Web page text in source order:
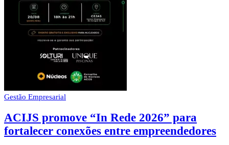
Gestão Empresarial
ACIJS promove “In Rede 2026” para
fortalecer conexões entre empreendedores